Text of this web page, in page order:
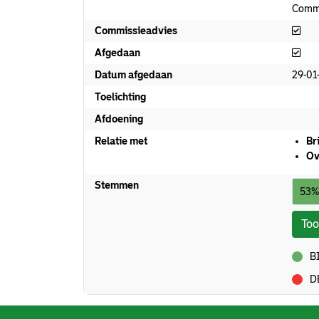
Commissieadvies
Afgedaan
Datum afgedaan
29-
Toelichting
Afdoening
Relatie met
Stemmen